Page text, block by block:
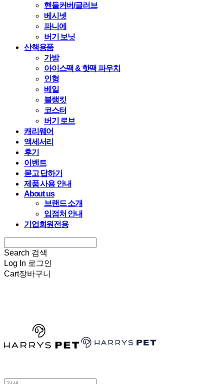
핸들커버/글러브
베시넷
파니에
버기 보닛
산책용품
가방
아이스팩 & 핫팩 파우치
인형
베일
블랭킷
코스터
버기 로브
캐리웨어
액세서리
후기
이벤트
묻고 답하기
제품 사용 안내
About us
브랜드 소개
입점처 안내
기업회원전용
Search 검색
Log In 로그인
Cart장바구니